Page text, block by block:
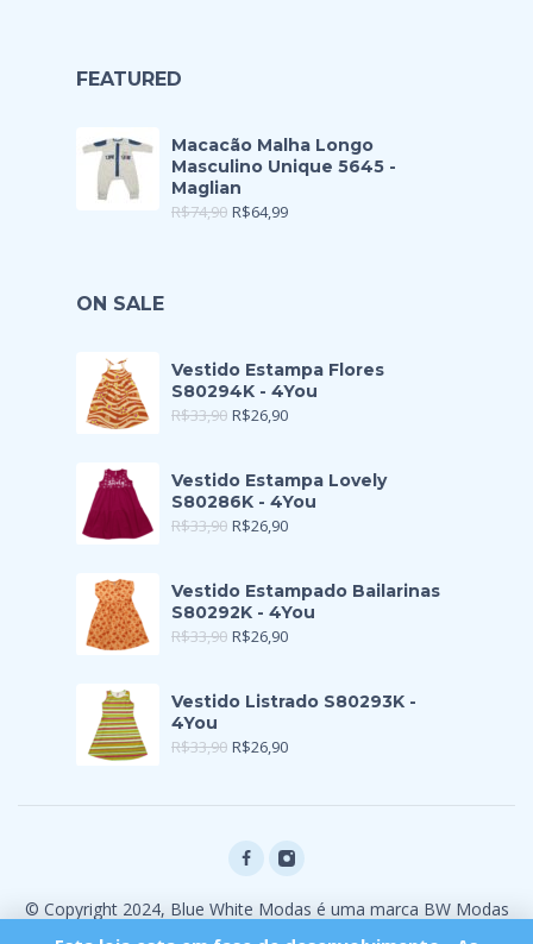
FEATURED
Macacão Malha Longo
Masculino Unique 5645 -
Maglian
R$74,90 R$64,99
ON SALE
Vestido Estampa Flores
S80294K - 4You
R$33,90 R$26,90
Vestido Estampa Lovely
S80286K - 4You
R$33,90 R$26,90
Vestido Estampado Bailarinas
S80292K - 4You
R$33,90 R$26,90
Vestido Listrado S80293K -
4You
R$33,90 R$26,90
© Copyright 2024, Blue White Modas é uma marca BW Modas